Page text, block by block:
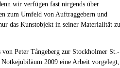
wir verfügen fast nirgends über
zum Umfeld von Auftraggebern und
das Kunstobjekt in seiner Materialität
von Peter Tångeberg zur Stockholmer St.-
2009 eine Arbeit vorgelegt,